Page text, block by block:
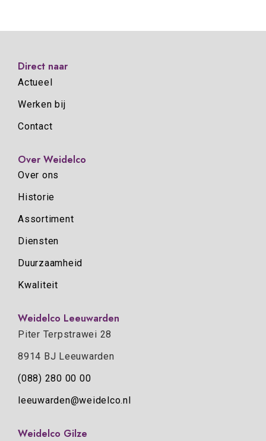
Direct naar
Actueel
Werken bij
Contact
Over Weidelco
Over ons
Historie
Assortiment
Diensten
Duurzaamheid
Kwaliteit
Weidelco Leeuwarden
Piter Terpstrawei 28
8914 BJ Leeuwarden
(088) 280 00 00
leeuwarden@weidelco.nl
Weidelco Gilze